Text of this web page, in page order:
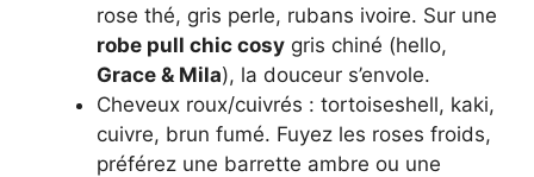
rose thé, gris perle, rubans ivoire. Sur une
robe pull chic cosy gris chiné (hello,
Grace & Mila), la douceur s’envole.
Cheveux roux/cuivrés : tortoiseshell, kaki,
cuivre, brun fumé. Fuyez les roses froids,
préférez une barrette ambre ou une